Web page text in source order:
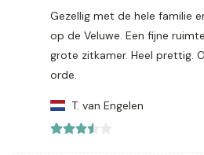
Gezellig met de hele familie
op de Veluwe. Een fijne
grote zitkamer. Heel prettig.
orde.
T. van Engelen